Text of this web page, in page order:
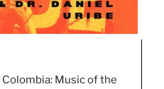
Music of the